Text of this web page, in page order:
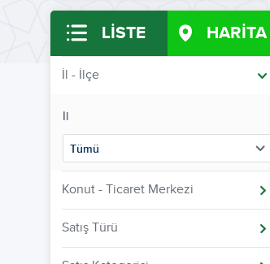
LİSTE HARİTA
İl - İlçe
İl
Tümü
Konut - Ticaret Merkezi
Satış Türü